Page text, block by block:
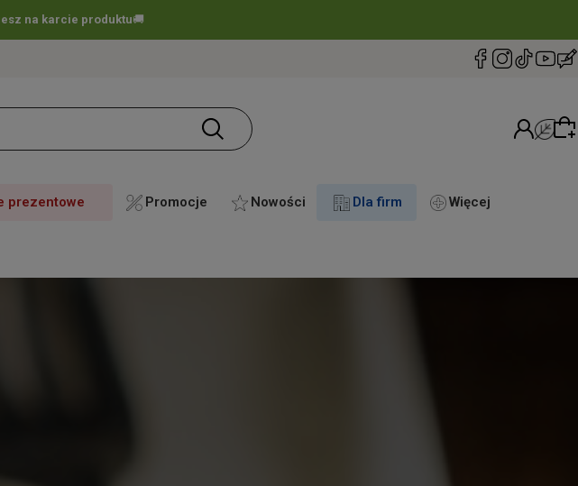
od 60 zł !🚚
prezentowe Promocje Nowości Dla firm Więcej